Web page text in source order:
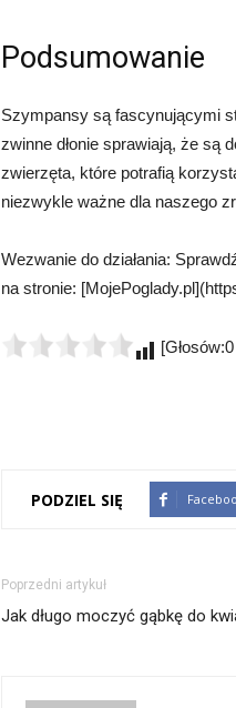
Podsumowanie
Szympansy są fascynującymi
zwinne dłonie sprawiają, że są
zwierzęta, które potrafią
niezwykle ważne dla naszego
Wezwanie do działania:
na stronie:
PODZIEL SIĘ
Poprzedni artykuł
Jak długo moczyć gąbkę do